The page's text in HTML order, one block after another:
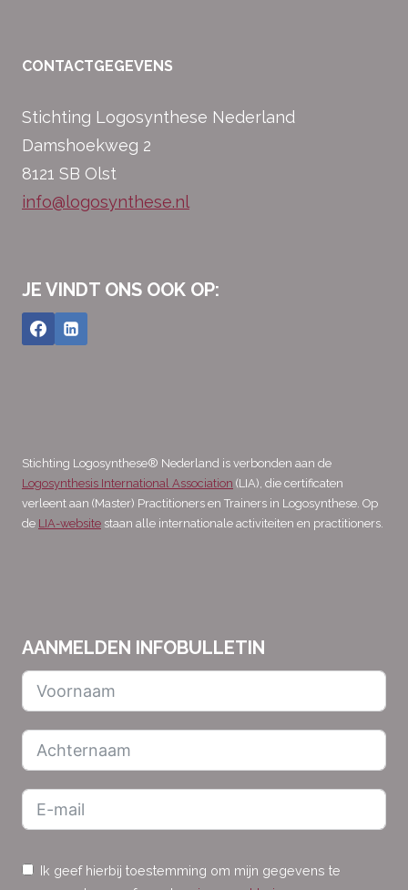
CONTACTGEGEVENS
Stichting Logosynthese Nederland
Damshoekweg 2
8121 SB Olst
info@logosynthese.nl
JE VINDT ONS OOK OP:
Stichting Logosynthese® Nederland is verbonden aan de
Logosynthesis International Association (LIA), die certificaten
verleent aan (Master) Practitioners en Trainers in Logosynthese. Op
de LIA-website staan alle internationale activiteiten en practitioners.
AANMELDEN INFOBULLETIN
Ik geef hierbij toestemming om mijn gegevens te